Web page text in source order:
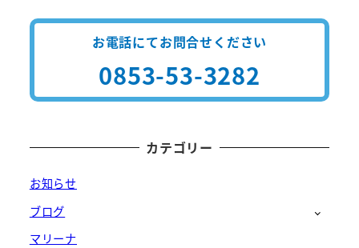
お電話にてお問合せください
0853-53-3282
カテゴリー
お知らせ
ブログ
マリーナ